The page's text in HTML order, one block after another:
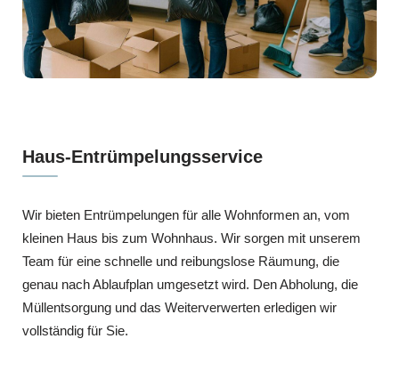
Haus-Entrümpelungsservice
Wir bieten Entrümpelungen für alle Wohnformen an, vom
kleinen Haus bis zum Wohnhaus. Wir sorgen mit unserem
Team für eine schnelle und reibungslose Räumung, die
genau nach Ablaufplan umgesetzt wird. Den Abholung, die
Müllentsorgung und das Weiterverwerten erledigen wir
vollständig für Sie.